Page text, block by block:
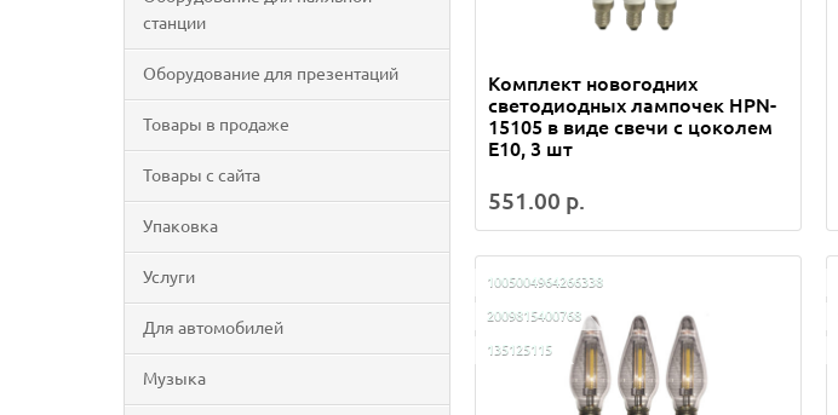
станции
Оборудование для презентаций
Товары в продаже
Товары с сайта
Упаковка
Услуги
Для автомобилей
Музыка
Комплект новогодних
светодиодных лампочек HPN-
15105 в виде свечи с цоколем
Е10, 3 шт
551.00 р.
1005004964266338
2009815400768
135125115